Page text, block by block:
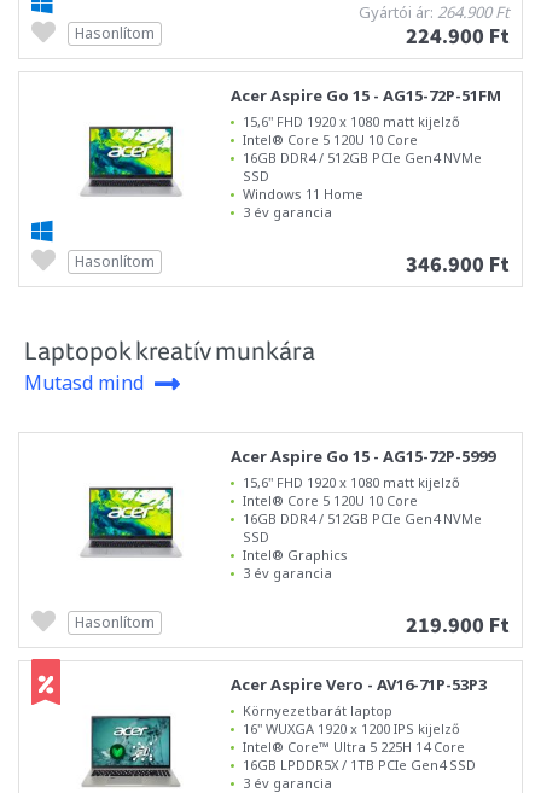
Gyártói ár: 264.900 Ft
224.900 Ft
Hasonlítom
Acer Aspire Go 15 - AG15-72P-51FM
15,6" FHD 1920 x 1080 matt kijelző
Intel® Core 5 120U 10 Core
16GB DDR4 / 512GB PCIe Gen4 NVMe
SSD
Windows 11 Home
3 év garancia
346.900 Ft
Hasonlítom
Laptopok kreatív munkára
Mutasd mind
Acer Aspire Go 15 - AG15-72P-5999
15,6" FHD 1920 x 1080 matt kijelző
Intel® Core 5 120U 10 Core
16GB DDR4 / 512GB PCIe Gen4 NVMe
SSD
Intel® Graphics
3 év garancia
219.900 Ft
Hasonlítom
Acer Aspire Vero - AV16-71P-53P3
Környezetbarát laptop
16" WUXGA 1920 x 1200 IPS kijelző
Intel® Core™ Ultra 5 225H 14 Core
16GB LPDDR5X / 1TB PCIe Gen4 SSD
3 év garancia